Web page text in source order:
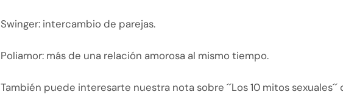
Swinger: intercambio de parejas.
Poliamor: más de una relación amorosa al mismo tiempo.
También puede interesarte nuestra nota sobre ´´Los 10 mitos sexuales´´